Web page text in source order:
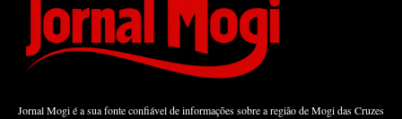
Jornal Mogi é a sua fonte confiável de informações sobre a região de Mogi das Cruzes